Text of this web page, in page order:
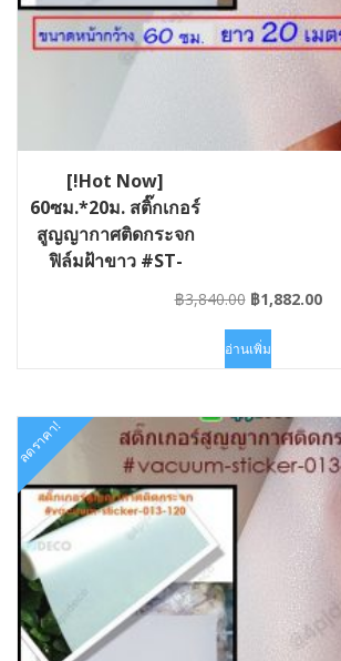
[!Hot Now]
60ซม.*20ม. สติ๊กเกอร์
สูญญากาศติดกระจก
ฟิล์มฝ้าขาว #ST-
VAC013-060×20฿3,840.00 Original
was:
฿3,840.00.
฿1,882.00
อ่านเพิ่ม
ลดราคา!